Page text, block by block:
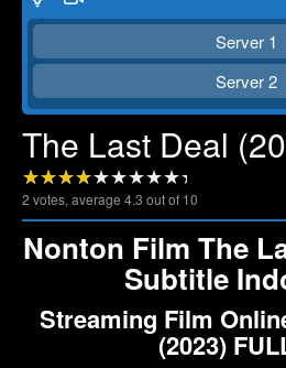
Server 1
Server 2
The Last Deal
2 votes, average 4.3 out of 10
Nonton Film The
Subtitle
Streaming Film
(2023)